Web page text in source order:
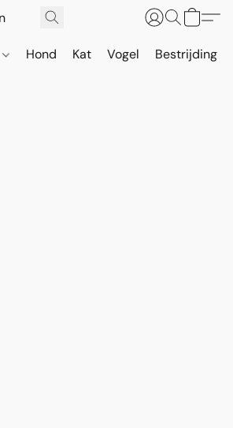
Hond Kat Vogel Bestrijding